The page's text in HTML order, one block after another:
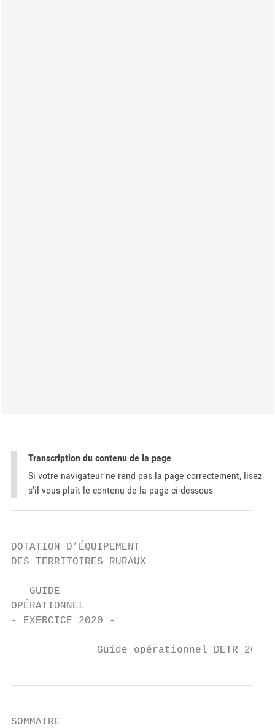
Transcription du contenu de la page
Si votre navigateur ne rend pas la page correctement, lisez
s'il vous plaît le contenu de la page ci-dessous
DOTATION D’ÉQUIPEMENT
DES TERRITOIRES RURAUX
   GUIDE
OPÉRATIONNEL
- EXERCICE 2020 -
Guide opérationnel DETR 2020
SOMMAIRE